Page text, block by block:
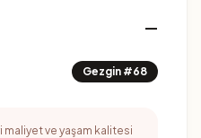
—
Gezgin #68
maliyet ve yaşam kalitesi